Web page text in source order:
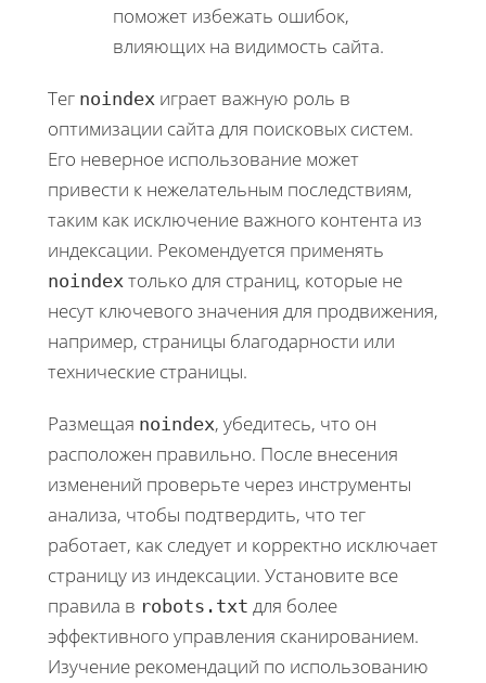
поможет избежать ошибок,
влияющих на видимость сайта.
Тег noindex играет важную роль в
оптимизации сайта для поисковых систем.
Его неверное использование может
привести к нежелательным последствиям,
таким как исключение важного контента из
индексации. Рекомендуется применять
noindex только для страниц, которые не
несут ключевого значения для продвижения,
например, страницы благодарности или
технические страницы.
Размещая noindex, убедитесь, что он
расположен правильно. После внесения
изменений проверьте через инструменты
анализа, чтобы подтвердить, что тег
работает, как следует и корректно исключает
страницу из индексации. Установите все
правила в robots.txt для более
эффективного управления сканированием.
Изучение рекомендаций по использованию